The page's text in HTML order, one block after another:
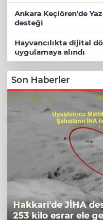
Ankara Keçiören'de
desteği
Hayvancılıkta dijital
uygulamaya alındı
Son Haberler
Hakkari'de JİHA
253 kilo esrar ele